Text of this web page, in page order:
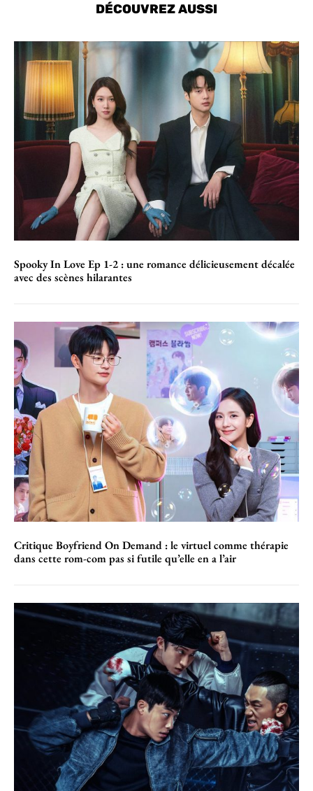
DÉCOUVREZ AUSSI
Spooky In Love Ep 1-2 : une romance délicieusement décalée
avec des scènes hilarantes
Critique Boyfriend On Demand : le virtuel comme thérapie
dans cette rom-com pas si futile qu’elle en a l’air